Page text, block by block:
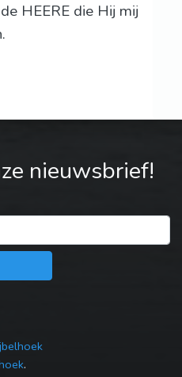
HEERE die Hij mij
nieuwsbrief!
.